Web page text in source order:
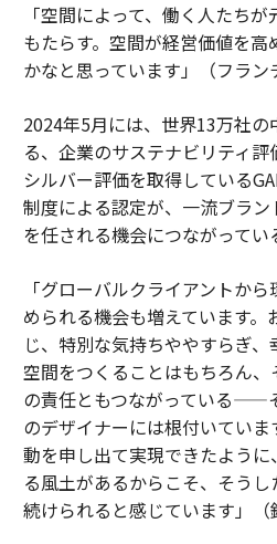
「空間によって、働く人たち
もたらす。空間が経営価値を高
かなと思っています」（フラン
2024年5月には、世界13万社
る、企業のサステナビリティ
シルバー評価を取得している
制度による認定が、一流ブラ
を任される機会につながってい
「グローバルクライアントか
められる機会も増えています
じ、特別な気持ちややすらぎ
空間をつくることはもちろん
の責任ともつながっている——
のデザイナーには根付いてい
動を申し出て実現できたよう
る風土があるからこそ、そう
続けられると感じています」（